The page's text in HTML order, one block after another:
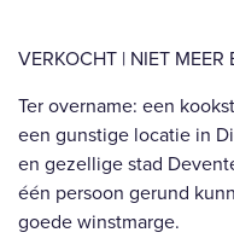
VERKOCHT | NIET MEER
Ter overname: een
een gunstige locatie in
en gezellige stad
één persoon gerund
goede winstmarge.